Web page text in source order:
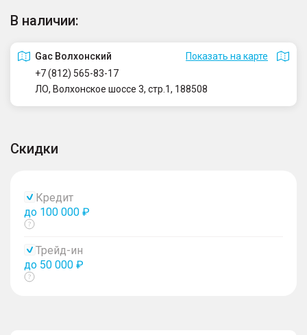
В наличии:
Gac Волхонский
Показать на карте
+7 (812) 565-83-17
ЛО, Волхонское шоссе 3, стр.1, 188508
Скидки
Кредит
до 100 000 ₽
Показать
Трейд-ин
до 50 000 ₽
Показать